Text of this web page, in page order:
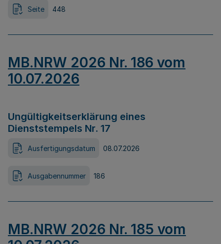
Seite 448
MB.NRW 2026 Nr. 186 vom
10.07.2026
Ungültigkeitserklärung eines
Dienststempels Nr. 17
Ausfertigungsdatum 08.07.2026
Ausgabennummer 186
MB.NRW 2026 Nr. 185 vom